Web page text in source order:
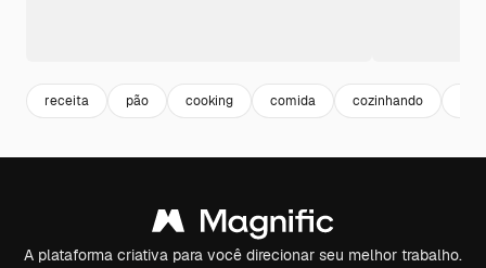
receita pão cooking comida cozinhando
A plataforma criativa para você direcionar seu melhor trabalho.